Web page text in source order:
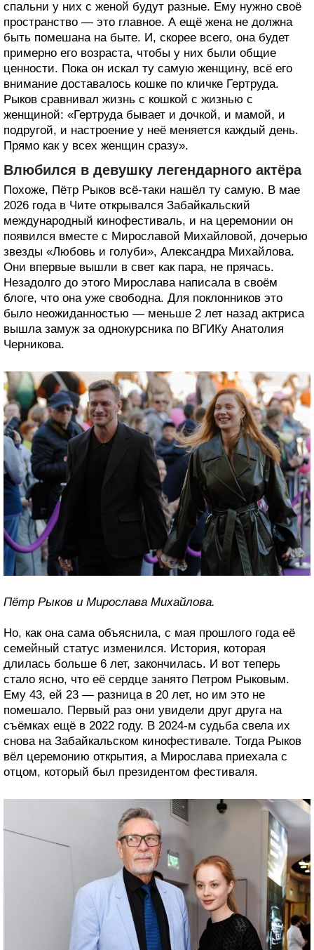
спальни у них с женой будут разные. Ему нужно своё
пространство — это главное. А ещё жена не должна
быть помешана на быте. И, скорее всего, она будет
примерно его возраста, чтобы у них были общие
ценности. Пока он искал ту самую женщину, всё его
внимание доставалось кошке по кличке Гертруда.
Рыков сравнивал жизнь с кошкой с жизнью с
женщиной: «Гертруда бывает и дочкой, и мамой, и
подругой, и настроение у неё меняется каждый день.
Прямо как у всех женщин сразу».
Влюбился в девушку легендарного актёра
Похоже, Пётр Рыков всё-таки нашёл ту самую. В мае
2026 года в Чите открывался Забайкальский
международный кинофестиваль, и на церемонии он
появился вместе с Мирославой Михайловой, дочерью
звезды «Любовь и голуби», Александра Михайлова.
Они впервые вышли в свет как пара, не прячась.
Незадолго до этого Мирослава написала в своём
блоге, что она уже свободна. Для поклонников это
было неожиданностью — меньше 2 лет назад актриса
вышла замуж за однокурсника по ВГИКу Анатолия
Черникова.
Пётр Рыков и Мирослава Михайлова.
Но, как она сама объяснила, с мая прошлого года её
семейный статус изменился. История, которая
длилась больше 6 лет, закончилась. И вот теперь
стало ясно, что её сердце занято Петром Рыковым.
Ему 43, ей 23 — разница в 20 лет, но им это не
помешало. Первый раз они увидели друг друга на
съёмках ещё в 2022 году. В 2024-м судьба свела их
снова на Забайкальском кинофестивале. Тогда Рыков
вёл церемонию открытия, а Мирослава приехала с
отцом, который был президентом фестиваля.